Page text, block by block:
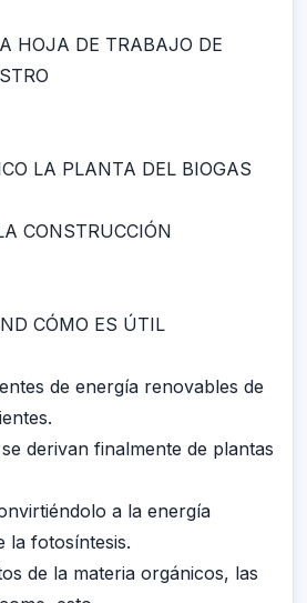
HOJA DE TRABAJO DE
LA PLANTA DEL BIOGAS
CONSTRUCCIÓN
CÓMO ES ÚTIL
de energía renovables de
derivan finalmente de plantas
a la energía
la fotosíntesis.
de la materia orgánicos, las